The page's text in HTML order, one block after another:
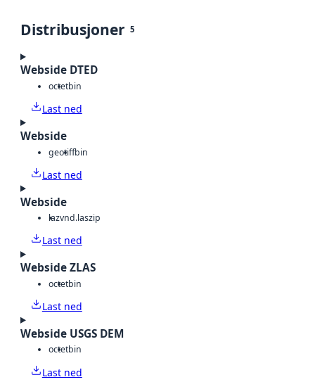
Distribusjoner 5
Webside DTED
octetbin
Last ned
Webside
geotiffbin
Last ned
Webside
lazvnd.laszip
Last ned
Webside ZLAS
octetbin
Last ned
Webside USGS DEM
octetbin
Last ned